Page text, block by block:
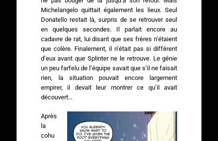
Michelangelo quittait également les lieux. Seul
Donatello restait là, surpris de se retrouver seul
en quelques secondes. Il parlait encore au
cadavre de rat, lui disant que ses frères n’étaient
que colère. Finalement, il n’était pas si différent
d’eux avant que Splinter ne le retrouve. Le génie
un peu farfelu de l’équipe savait que s’il ne faisait
rien, la situation pouvait encore largement
empirer, il devait leur montrer ce qu’il avait
découvert…
Après
la
cohu